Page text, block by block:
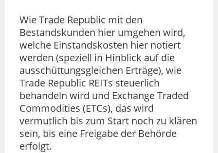
Wie Trade Republic mit den
Bestandskunden hier umgehen wird,
welche Einstandskosten hier notiert
werden (speziell in Hinblick auf die
ausschüttungsgleichen Erträge), wie
Trade Republic REITs steuerlich
behandeln wird und Exchange Traded
Commodities (ETCs), das wird
vermutlich bis zum Start noch zu klären
sein, bis eine Freigabe der Behörde
erfolgt.